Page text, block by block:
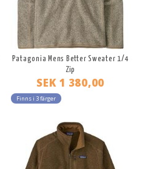
Patagonia Mens Better Sweater 1/4
Zip
SEK 1 380,00
Finns i 3 färger